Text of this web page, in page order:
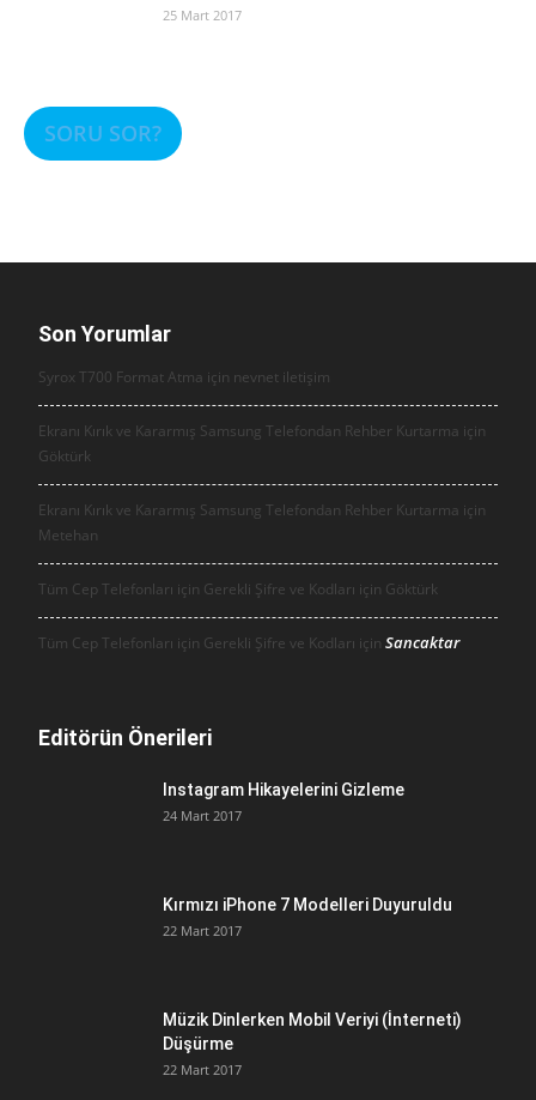
25 Mart 2017
SORU SOR?
Son Yorumlar
Syrox T700 Format Atma için nevnet iletişim
Ekranı Kırık ve Kararmış Samsung Telefondan Rehber Kurtarma için
Göktürk
Ekranı Kırık ve Kararmış Samsung Telefondan Rehber Kurtarma için
Metehan
Tüm Cep Telefonları için Gerekli Şifre ve Kodları için Göktürk
Tüm Cep Telefonları için Gerekli Şifre ve Kodları için Sancaktar
Editörün Önerileri
Instagram Hikayelerini Gizleme
24 Mart 2017
Kırmızı iPhone 7 Modelleri Duyuruldu
22 Mart 2017
Müzik Dinlerken Mobil Veriyi (İnterneti)
Düşürme
22 Mart 2017